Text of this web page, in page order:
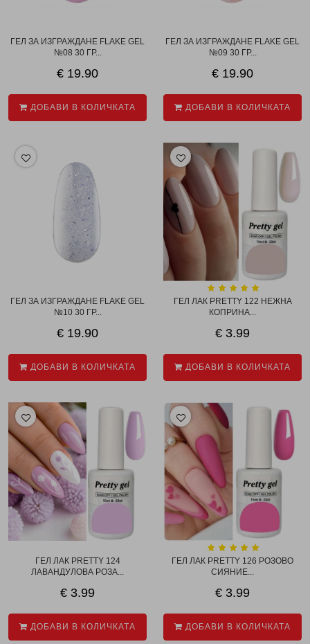
ГЕЛ ЗА ИЗГРАЖДАНЕ FLAKE GEL
№08 30 ГР...
€ 19.90
ДОБАВИ В КОЛИЧКАТА
ГЕЛ ЗА ИЗГРАЖДАНЕ FLAKE GEL
№09 30 ГР...
€ 19.90
ДОБАВИ В КОЛИЧКАТА
ГЕЛ ЗА ИЗГРАЖДАНЕ FLAKE GEL
№10 30 ГР...
€ 19.90
ДОБАВИ В КОЛИЧКАТА
ГЕЛ ЛАК PRETTY 122 НЕЖНА
КОПРИНА...
€ 3.99
ДОБАВИ В КОЛИЧКАТА
ГЕЛ ЛАК PRETTY 124
ЛАВАНДУЛОВА РОЗА...
€ 3.99
ДОБАВИ В КОЛИЧКАТА
ГЕЛ ЛАК PRETTY 126 РОЗОВО
СИЯНИЕ...
€ 3.99
ДОБАВИ В КОЛИЧКАТА